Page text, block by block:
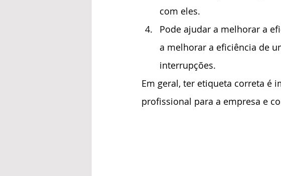
com eles.
Pode ajudar a melhorar a
a melhorar a eficiência de
interrupções.
Em geral, ter etiqueta correta é
profissional para a empresa e